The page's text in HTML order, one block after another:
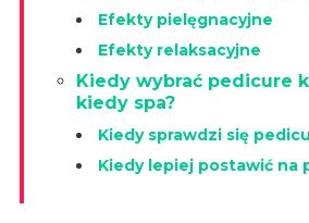
Efekty pielęgnacyjne
Efekty relaksacyjne
Kiedy wybrać pedicure
kiedy spa?
Kiedy sprawdzi się
Kiedy lepiej postawić na